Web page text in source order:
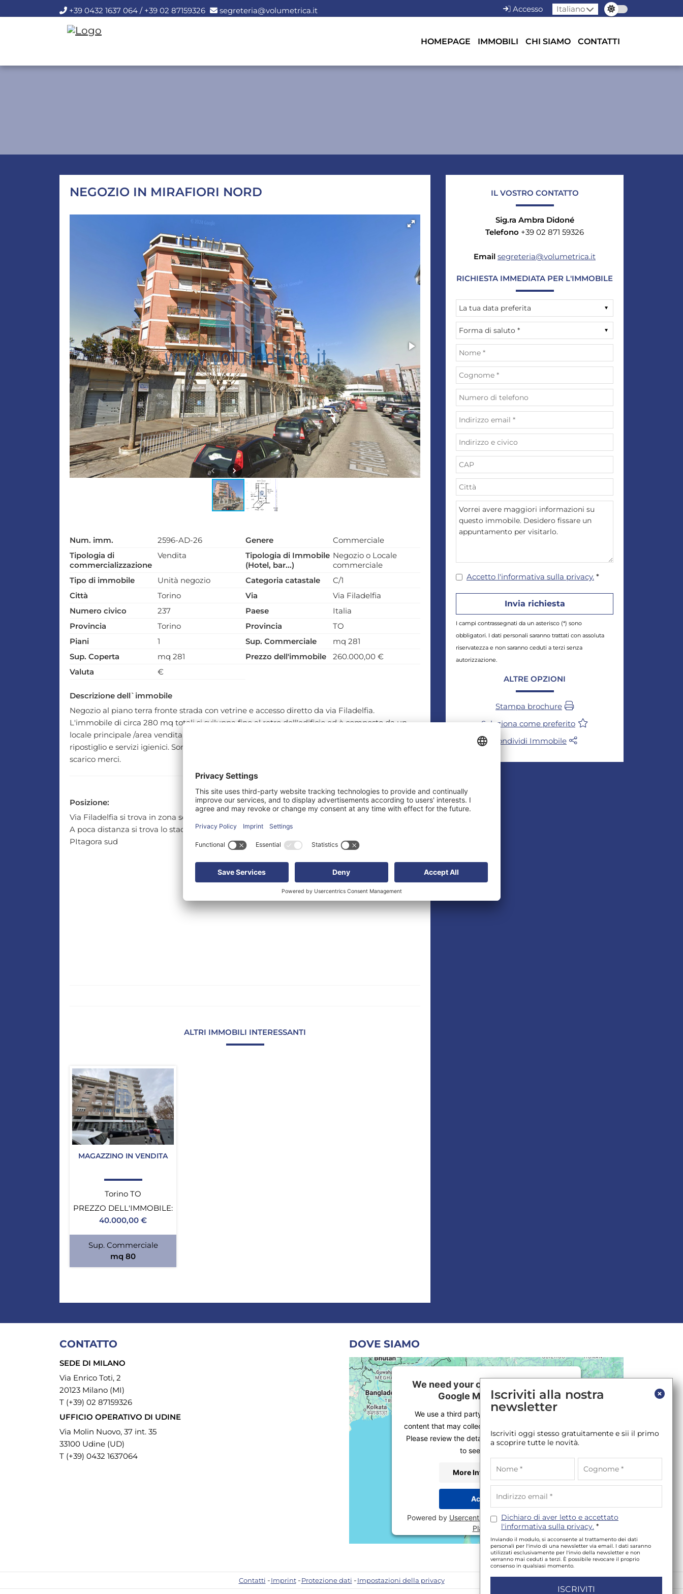
+39 0432 1637 064 / +39 02 87159326 segreteria@volumetrica.it Accesso Italiano
HOMEPAGE IMMOBILI CHI SIAMO CONTATTI
NEGOZIO IN MIRAFIORI NORD
Num. imm. 2596-AD-26 Genere
Commerciale
Tipologia di
commercializzazione
Vendita
Tipologia di Immobile
(Hotel, bar...)
Negozio o Locale
commerciale
Tipo di immobile
Unità negozio Categoria catastale
C/1
Città
Torino Via
Via Filadelfia
Numero civico
237 Paese
Italia
Provincia
Torino Provincia
TO
Piani
1 Sup. Commerciale
mq 281
Sup. Coperta
mq 281 Prezzo dell'immobile
260.000,00 €
Valuta
€
Descrizione dell`immobile
Negozio al piano terra fronte strada con vetrine e accesso diretto da via Filadelfia.
L'immobile di circa 280 mq totali si sviluppa fino al retro dell'edificio ed è composto da un
locale principale /area vendita, stanza retrostante ad uso magazzino, ulteriori locali oltre a
ripostiglio e servizi igienici. Sono presenti parcheggi su strada, utilizzabili anche per carico e
scarico merci.
Posizione:
Via Filadelfia si trova in zona semi-centrale di Torino nel quartiere denominato Mirafiori Nord
A poca distanza si trova lo stadio Olimpico, il poliambulatorio, la fermata dell' autobus
PItagora sud
ALTRI IMMOBILI INTERESSANTI
MAGAZZINO IN VENDITA
Torino TO
PREZZO DELL'IMMOBILE:
40.000,00 €
Sup. Commerciale
mq 80
IL VOSTRO CONTATTO
Sig.ra Ambra Didoné
Telefono +39 02 871 59326
Email segreteria@volumetrica.it
RICHIESTA IMMEDIATA PER L'IMMOBILE
Accetto l'informativa sulla privacy. *
I campi contrassegnati da un asterisco (*) sono
obbligatori. I dati personali saranno trattati con assoluta
riservatezza e non saranno ceduti a terzi senza
autorizzazione.
ALTRE OPZIONI
Stampa brochure
Seleziona come preferito
Condividi Immobile
CONTATTO
SEDE DI MILANO
Via Enrico Toti, 2
20123 Milano (MI)
T (+39) 02 87159326
UFFICIO OPERATIVO DI UDINE
Via Molin Nuovo, 37 int. 35
33100 Udine (UD)
T (+39) 0432 1637064
DOVE SIAMO
We need your consent to load the
Google Maps service!
We use a third party service to embed map
content that may collect data about your activity.
Please review the details and accept the service
to see this map.
More Information
Accept
Powered by Usercentrics Consent Management
Platform
Contatti Imprint Protezione dati Impostazioni della privacy
Iscriviti alla nostra
newsletter
Iscriviti oggi stesso gratuitamente e sii il primo
a scoprire tutte le novità.
Dichiaro di aver letto e accettato
l'informativa sulla privacy. *
Inviando il modulo, si acconsente al trattamento dei dati
personali per l'invio di una newsletter via email. I dati saranno
utilizzati esclusivamente per l'invio della newsletter e non
verranno mai ceduti a terzi. È possibile revocare il proprio
consenso in qualsiasi momento.